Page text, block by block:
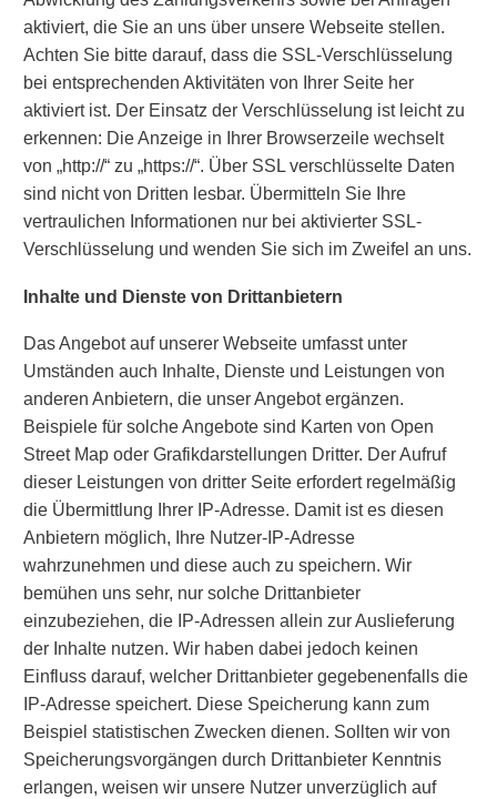
aktiviert, die Sie an uns über unsere Webseite stellen.
Achten Sie bitte darauf, dass die SSL-Verschlüsselung
bei entsprechenden Aktivitäten von Ihrer Seite her
aktiviert ist. Der Einsatz der Verschlüsselung ist leicht zu
erkennen: Die Anzeige in Ihrer Browserzeile wechselt
von „http://“ zu „https://“. Über SSL verschlüsselte Daten
sind nicht von Dritten lesbar. Übermitteln Sie Ihre
vertraulichen Informationen nur bei aktivierter SSL-
Verschlüsselung und wenden Sie sich im Zweifel an uns.
Inhalte und Dienste von Drittanbietern
Das Angebot auf unserer Webseite umfasst unter
Umständen auch Inhalte, Dienste und Leistungen von
anderen Anbietern, die unser Angebot ergänzen.
Beispiele für solche Angebote sind Karten von Open
Street Map oder Grafikdarstellungen Dritter. Der Aufruf
dieser Leistungen von dritter Seite erfordert regelmäßig
die Übermittlung Ihrer IP-Adresse. Damit ist es diesen
Anbietern möglich, Ihre Nutzer-IP-Adresse
wahrzunehmen und diese auch zu speichern. Wir
bemühen uns sehr, nur solche Drittanbieter
einzubeziehen, die IP-Adressen allein zur Auslieferung
der Inhalte nutzen. Wir haben dabei jedoch keinen
Einfluss darauf, welcher Drittanbieter gegebenenfalls die
IP-Adresse speichert. Diese Speicherung kann zum
Beispiel statistischen Zwecken dienen. Sollten wir von
Speicherungsvorgängen durch Drittanbieter Kenntnis
erlangen, weisen wir unsere Nutzer unverzüglich auf